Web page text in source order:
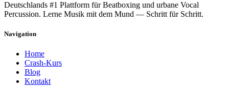
Deutschlands #1 Plattform für Beatboxing und urbane Vocal
Percussion. Lerne Musik mit dem Mund — Schritt für Schritt.
Navigation
Home
Crash-Kurs
Blog
Kontakt